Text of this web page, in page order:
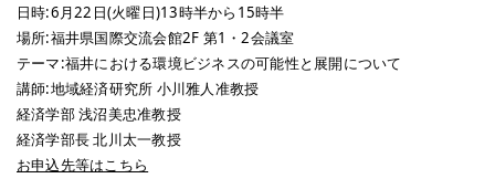
日時:6月22日(火曜日)13時半から15時半
場所:福井県国際交流会館2F 第1・2会議室
テーマ:福井における環境ビジネスの可能性と展開について
講師:地域経済研究所 小川雅人准教授
経済学部 浅沼美忠准教授
経済学部長 北川太一教授
お申込先等はこちら